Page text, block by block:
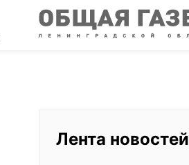
Лента новостей